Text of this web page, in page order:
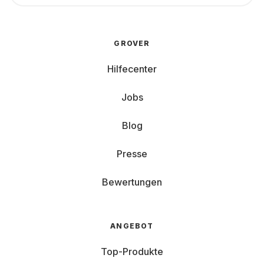
GROVER
Hilfecenter
Jobs
Blog
Presse
Bewertungen
ANGEBOT
Top-Produkte